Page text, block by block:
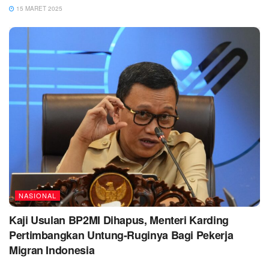
15 MARET 2025
NASIONAL
Kaji Usulan BP2MI Dihapus, Menteri Karding
Pertimbangkan Untung-Ruginya Bagi Pekerja
Migran Indonesia